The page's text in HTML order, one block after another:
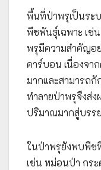
พื้นที่ป่าพรุเป็นระ
พืชพันธุ์เฉพาะ เช่
พรุมีความสำคัญอ
คาร์บอน เนื่องจา
มากและสามารถกั
ทำลายป่าพรุจึงส่
ปริมาณมากสู่บรร
ในป่าพรุยังพบพืช
เช่น หม่อนป่า กระ